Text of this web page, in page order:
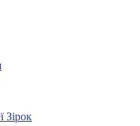
Зірок